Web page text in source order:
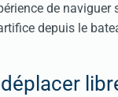
de naviguer
depuis le